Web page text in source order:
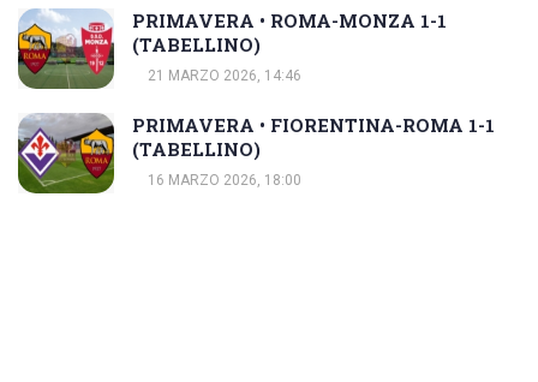
PRIMAVERA • ROMA-MONZA 1-1
(TABELLINO)
21 MARZO 2026, 14:46
PRIMAVERA • FIORENTINA-ROMA 1-1
(TABELLINO)
16 MARZO 2026, 18:00